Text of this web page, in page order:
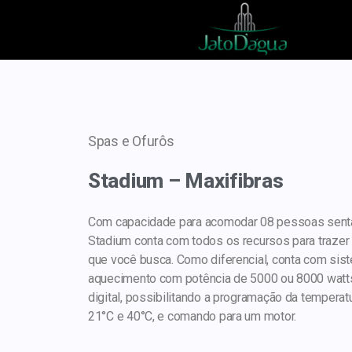
Spas e Ofurôs
Stadium – Maxifibras
Com capacidade para acomodar 08 pessoas
Stadium conta com todos os recursos para
que você busca. Como diferencial, conta com
aquecimento com potência de 5000 ou 8000
digital, possibilitando a programação da
21°C e 40°C, e comando para um motor.